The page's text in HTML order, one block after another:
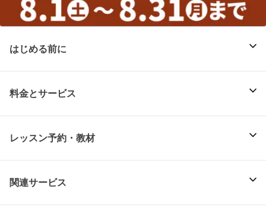
はじめる前に
料金とサービス
レッスン予約・教材
関連サービス